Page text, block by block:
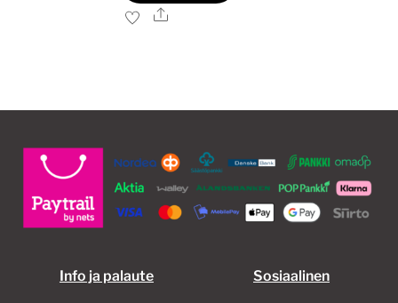
Tällä
muunnelma.
tehdä
valinnat
tuotteen
Ale
Info ja palaute Sosiaalinen